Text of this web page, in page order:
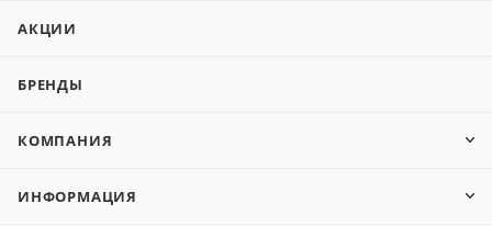
АКЦИИ
БРЕНДЫ
КОМПАНИЯ
ИНФОРМАЦИЯ